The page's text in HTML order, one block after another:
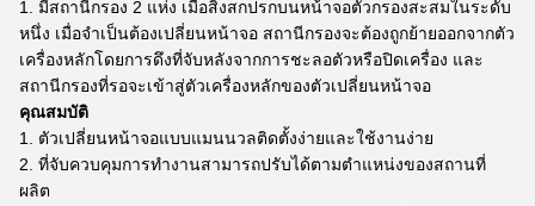
มีสถานีกรอง 2 แห่ง เมื่อสิ่งสกปรกบนหน้าจอตัวกรองสะสมในระดับ
หนึ่ง เมื่อจำเป็นต้องเปลี่ยนหน้าจอ สถานีกรองจะต้องถูกย้ายออกจากตัว
เครื่องหลักโดยการดึงที่จับหลังจากการชะลอตัวหรือปิดเครื่อง และ
สถานีกรองที่รอจะเข้าสู่ตัวเครื่องหลักของตัวเปลี่ยนหน้าจอ
คุณสมบัติ
ตัวเปลี่ยนหน้าจอแบบแมนนวลติดตั้งง่ายและใช้งานง่าย
ที่จับควบคุมการทำงานสามารถปรับได้ตามตำแหน่งของสถานที่
ผลิต